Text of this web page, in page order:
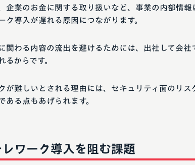
企業のお金に関する取り扱いなど、事業の内部情報
ク導入が遅れる原因につながります。
関わる内容の流出を避けるためには、出社して会社
るからです。
が難しいとされる理由には、セキュリティ面のリス
ある点もあげられます。
ワーク導入を阻む課題